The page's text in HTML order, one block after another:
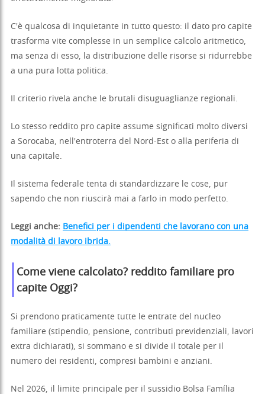
C'è qualcosa di inquietante in tutto questo: il dato pro capite
trasforma vite complesse in un semplice calcolo aritmetico,
ma senza di esso, la distribuzione delle risorse si ridurrebbe
a una pura lotta politica.
Il criterio rivela anche le brutali disuguaglianze regionali.
Lo stesso reddito pro capite assume significati molto diversi
a Sorocaba, nell'entroterra del Nord-Est o alla periferia di
una capitale.
Il sistema federale tenta di standardizzare le cose, pur
sapendo che non riuscirà mai a farlo in modo perfetto.
Leggi anche: Benefici per i dipendenti che lavorano con una
modalità di lavoro ibrida.
Come viene calcolato? reddito familiare pro
capite Oggi?
Si prendono praticamente tutte le entrate del nucleo
familiare (stipendio, pensione, contributi previdenziali, lavori
extra dichiarati), si sommano e si divide il totale per il
numero dei residenti, compresi bambini e anziani.
Nel 2026, il limite principale per il sussidio Bolsa Família